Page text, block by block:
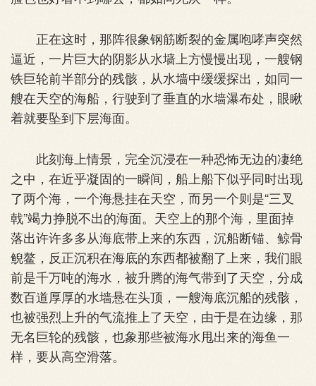
正在这时，那阵很象钢筋断裂的金属咆哮声突然
逼近，一片巨大的阴影从水墙上方慢慢出现，一艘钢
铁巨轮前半部分的残骸，从水墙中缓缓探出，如同一
艘在天空的海船，行驶到了垂直的水墙瀑布处，眼瞅
着就要坠到下层海面。
此刻海上情景，完全沉浸在一种恐怖无边的凄绝
之中，在近乎凝固的一瞬间，船上船下似乎同时出现
了两个海，一个海悬挂在天空，而另一个则是“三叉
戟”竭力挣脱不出的海面。天空上的那个海，里面掉
落出许许多多从海底带上来的东西，沉船断锚、鲸骨
鲵鳌，反正沉积在海底的东西都被翻了上来，我们眼
前是千万吨的海水，被升腾的海气带到了天空，分成
数百道厚厚的水墙悬在头顶，一艘海底沉船的残骸，
也被强烈上升的气流推上了天空，由于是在边缘，那
无名巨轮的残骸，也象那些被海水甩出来的海鱼一
样，要从高空滑落。